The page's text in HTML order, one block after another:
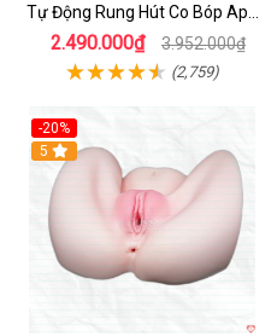
Tự Động Rung Hút Co Bóp App
Điều Khiển
2.490.000₫ 3.952.000₫
(2,759)
-20%
Hot
5